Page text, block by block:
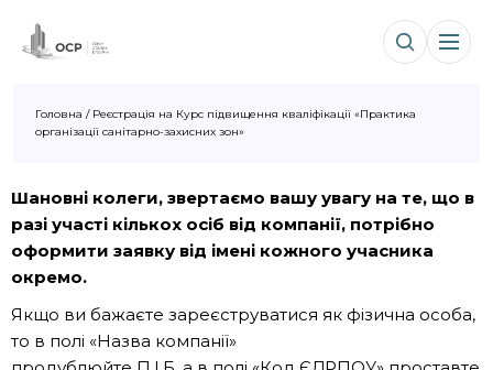
Головна / Реєстрація на Курс підвищення кваліфікації «Практика
організації санітарно-захисних зон»
Шановні колеги, звертаємо вашу увагу на те, що в
разі участі кількох осіб від компанії, потрібно
оформити заявку від імені кожного учасника
окремо.
Якщо ви бажаєте зареєструватися як фізична особа,
то в полі «Назва компанії»